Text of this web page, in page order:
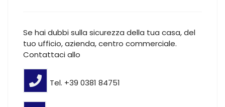
Se hai dubbi sulla sicurezza della tua casa, del
tuo ufficio, azienda, centro commerciale.
Contattaci allo
Tel. +39 0381 84751